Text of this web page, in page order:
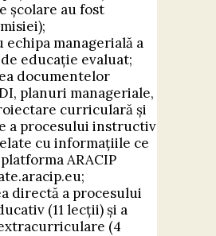
școlare au fost
echipa managerială a
educație evaluat;
documentelor
planuri manageriale,
curriculară și
a procesului instructiv
cu informațiile ce
ARACIP
directă a procesului
(11 lecții) și a
(4